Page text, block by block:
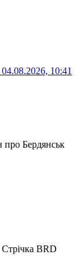
04.08.2026, 10:41
Бердянськ
Стрічка BRD